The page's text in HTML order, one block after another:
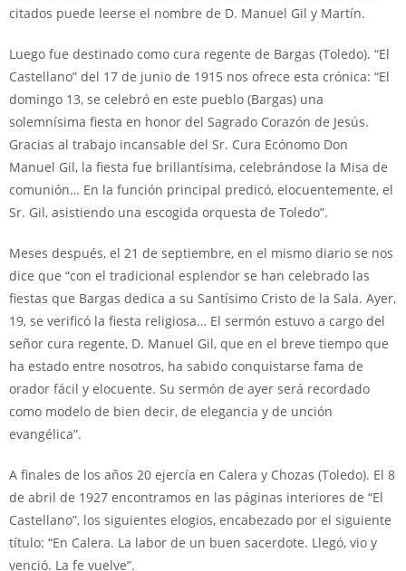
citados puede leerse el nombre de D. Manuel Gil y Martín.
Luego fue destinado como cura regente de Bargas (Toledo). “El
Castellano” del 17 de junio de 1915 nos ofrece esta crónica: “El
domingo 13, se celebró en este pueblo (Bargas) una
solemnísima fiesta en honor del Sagrado Corazón de Jesús.
Gracias al trabajo incansable del Sr. Cura Ecónomo Don
Manuel Gil, la fiesta fue brillantísima, celebrándose la Misa de
comunión… En la función principal predicó, elocuentemente, el
Sr. Gil, asistiendo una escogida orquesta de Toledo”.
Meses después, el 21 de septiembre, en el mismo diario se nos
dice que “con el tradicional esplendor se han celebrado las
fiestas que Bargas dedica a su Santísimo Cristo de la Sala. Ayer,
19, se verificó la fiesta religiosa… El sermón estuvo a cargo del
señor cura regente, D. Manuel Gil, que en el breve tiempo que
ha estado entre nosotros, ha sabido conquistarse fama de
orador fácil y elocuente. Su sermón de ayer será recordado
como modelo de bien decir, de elegancia y de unción
evangélica”.
A finales de los años 20 ejercía en Calera y Chozas (Toledo). El 8
de abril de 1927 encontramos en las páginas interiores de “El
Castellano”, los siguientes elogios, encabezado por el siguiente
título: “En Calera. La labor de un buen sacerdote. Llegó, vio y
venció. La fe vuelve”.